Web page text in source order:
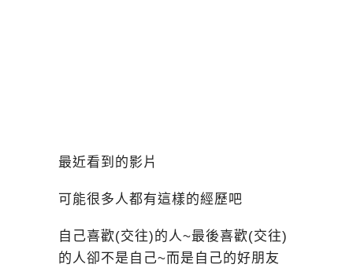
最近看到的影片
可能很多人都有這樣的經歷吧
自己喜歡(交往)的人~最後喜歡(交往)
的人卻不是自己~而是自己的好朋友